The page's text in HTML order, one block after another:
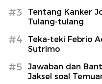
#3
Tentang Kanker
Tulang-tulang
#4
Teka-teki Febrio
Sutrimo
#5
Jawaban dan
Jaksel soal